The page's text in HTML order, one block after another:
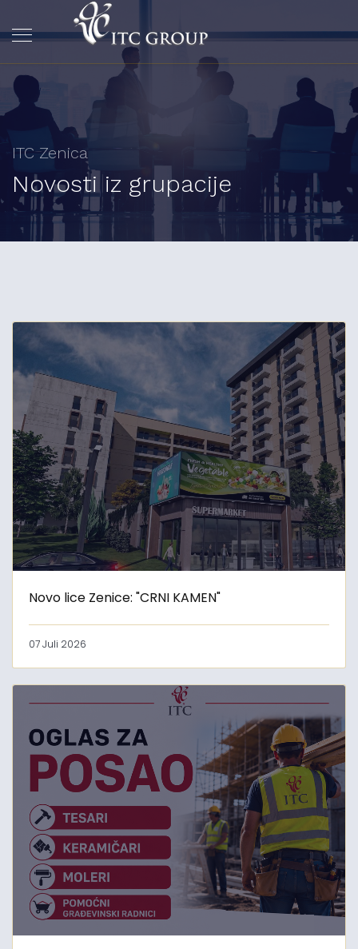
ITC Zenica
Novosti iz grupacije
Novo lice Zenice: "CRNI KAMEN"
07 Juli 2026